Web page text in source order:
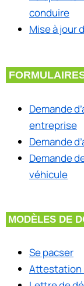
conduire
Mise à jour
Demande
entreprise
Demande
Demande
véhicule
MODÈLES DE
Se pacser
Attestation